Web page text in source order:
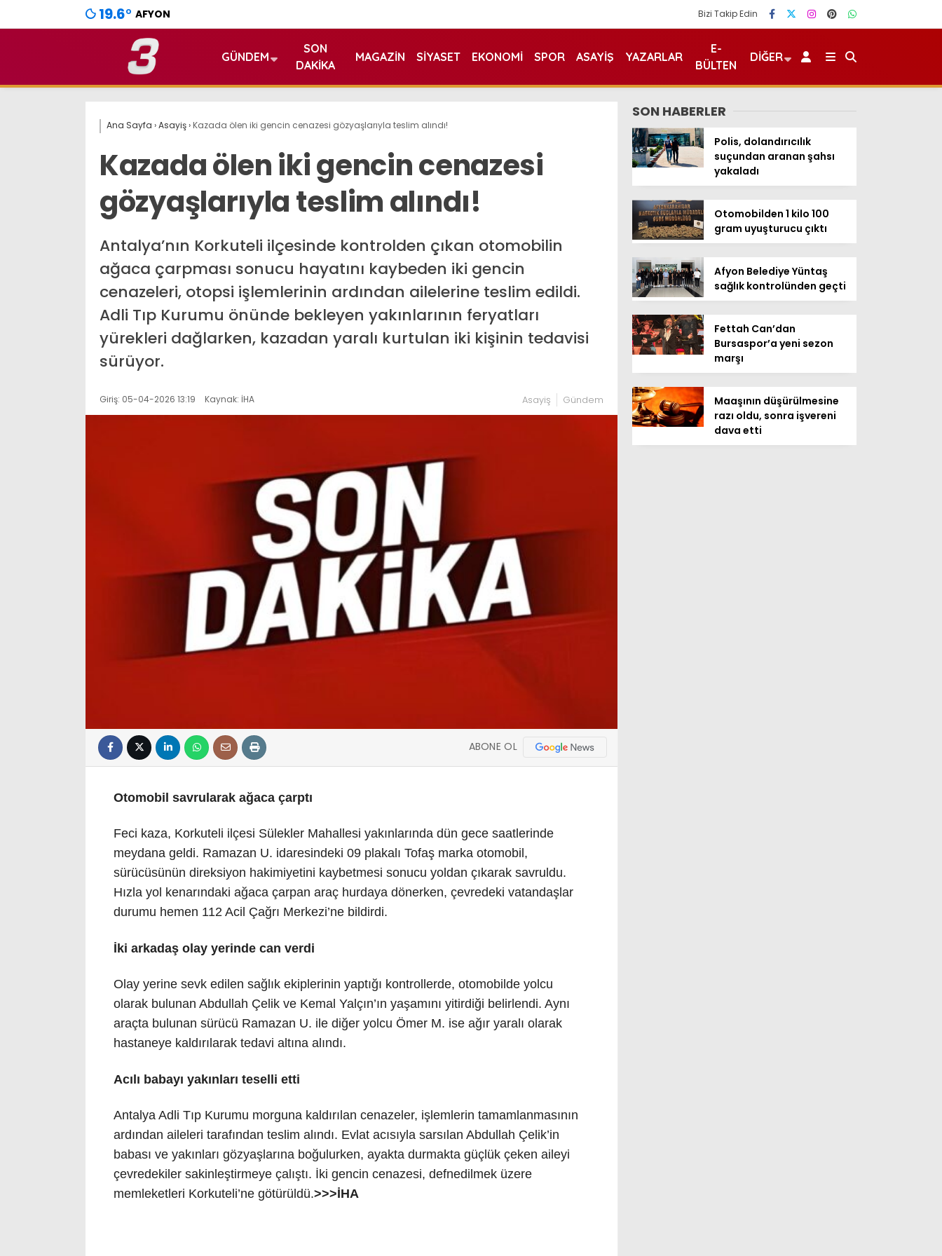
19.6° AFYON Bizi Takip Edin
GÜNDEM
SON
DAKIKA
MAGAZIN SIYASET EKONOMI SPOR ASAYIŞ YAZARLAR
E-
BÜLTEN
DIĞER
Ana Sayfa ›Asayiş› Kazada ölen iki gencin cenazesi gözyaşlarıyla teslim alındı!
Kazada ölen iki gencin cenazesi
gözyaşlarıyla teslim alındı!
Antalya’nın Korkuteli ilçesinde kontrolden çıkan otomobilin
ağaca çarpması sonucu hayatını kaybeden iki gencin
cenazeleri, otopsi işlemlerinin ardından ailelerine teslim edildi.
Adli Tıp Kurumu önünde bekleyen yakınlarının feryatları
yürekleri dağlarken, kazadan yaralı kurtulan iki kişinin tedavisi
sürüyor.
Giriş: 05-04-2026 13:19 Kaynak: İHA Asayiş Gündem
ABONE OL
Otomobil savrularak ağaca çarptı
Feci kaza, Korkuteli ilçesi Sülekler Mahallesi yakınlarında dün gece saatlerinde
meydana geldi. Ramazan U. idaresindeki 09 plakalı Tofaş marka otomobil,
sürücüsünün direksiyon hakimiyetini kaybetmesi sonucu yoldan çıkarak savruldu.
Hızla yol kenarındaki ağaca çarpan araç hurdaya dönerken, çevredeki vatandaşlar
durumu hemen 112 Acil Çağrı Merkezi’ne bildirdi.
İki arkadaş olay yerinde can verdi
Olay yerine sevk edilen sağlık ekiplerinin yaptığı kontrollerde, otomobilde yolcu
olarak bulunan Abdullah Çelik ve Kemal Yalçın’ın yaşamını yitirdiği belirlendi. Aynı
araçta bulunan sürücü Ramazan U. ile diğer yolcu Ömer M. ise ağır yaralı olarak
hastaneye kaldırılarak tedavi altına alındı.
Acılı babayı yakınları teselli etti
Antalya Adli Tıp Kurumu morguna kaldırılan cenazeler, işlemlerin tamamlanmasının
ardından aileleri tarafından teslim alındı. Evlat acısıyla sarsılan Abdullah Çelik’in
babası ve yakınları gözyaşlarına boğulurken, ayakta durmakta güçlük çeken aileyi
çevredekiler sakinleştirmeye çalıştı. İki gencin cenazesi, defnedilmek üzere
memleketleri Korkuteli’ne götürüldü.>>>İHA
SON HABERLER
Polis, dolandırıcılık
suçundan aranan şahsı
yakaladı
Otomobilden 1 kilo 100
gram uyuşturucu çıktı
Afyon Belediye Yüntaş
sağlık kontrolünden geçti
Fettah Can’dan
Bursaspor’a yeni sezon
marşı
Maaşının düşürülmesine
razı oldu, sonra işvereni
dava etti